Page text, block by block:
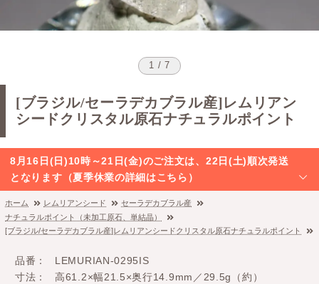
1 / 7
[ブラジル/セーラデカブラル産]レムリアン
シードクリスタル原石ナチュラルポイント
8月16日(日)10時～21日(金)のご注文は、22日(土)順次発送
となります（夏季休業の詳細はこちら）
ホーム レムリアンシード
セーラデカブラル産
ナチュラルポイント（未加工原石、単結晶）
[ブラジル/セーラデカブラル産]レムリアンシードクリスタル原石ナチュラルポイント
品番
LEMURIAN-0295IS
寸法
高61.2×幅21.5×奥行14.9mm／29.5g（約）